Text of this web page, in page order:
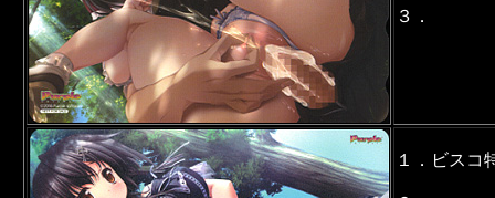
３．
１．ビスコ